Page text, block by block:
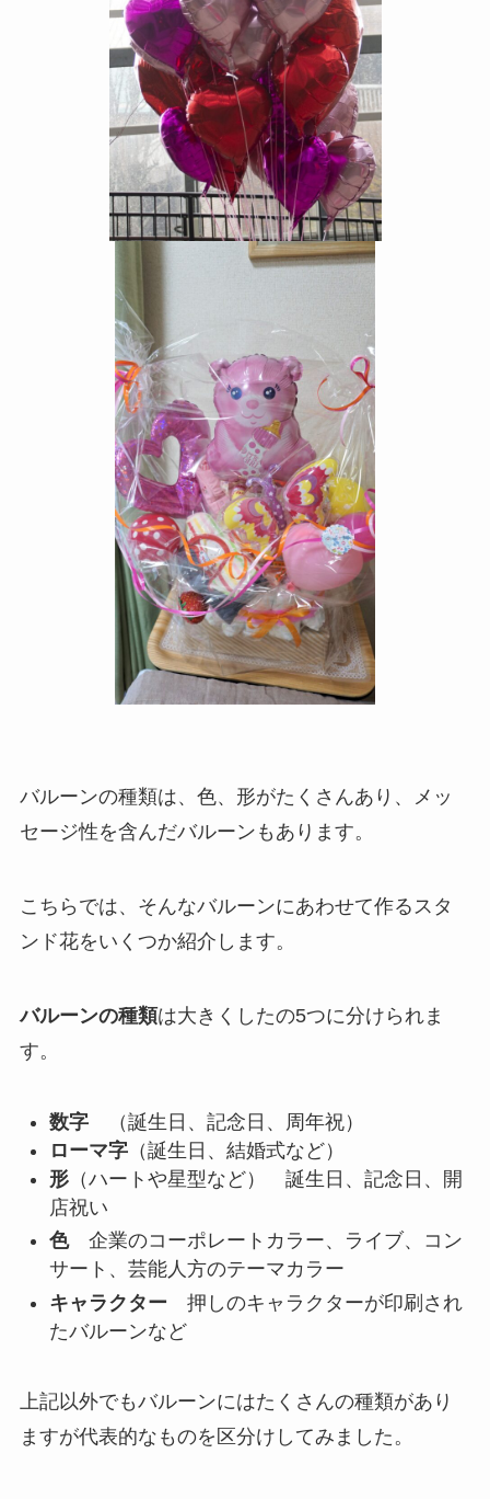
バルーンの種類は、色、形がたくさんあり、メッ
セージ性を含んだバルーンもあります。
こちらでは、そんなバルーンにあわせて作るスタ
ンド花をいくつか紹介します。
バルーンの種類は大きくしたの5つに分けられま
す。
数字
（誕生日、記念日、周年祝）
ローマ字（誕生日、結婚式など）
形（ハートや星型など） 誕生日、記念日、開
店祝い
色企業のコーポレートカラー、ライブ、コン
サート、芸能人方のテーマカラー
キャラクター 押しのキャラクターが印刷され
たバルーンなど
上記以外でもバルーンにはたくさんの種類があり
ますが代表的なものを区分けしてみました。